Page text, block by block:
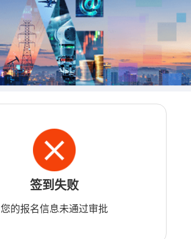
签到失败
您的报名信息未通过审批